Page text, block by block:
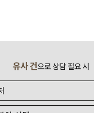
유사 건으로 상담 필요 시